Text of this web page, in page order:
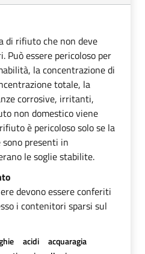
di rifiuto che non deve
Può essere pericoloso per
la concentrazione di
totale, la
corrosive, irritanti,
non domestico viene
è pericoloso solo se la
sono presenti in
le soglie stabilite.
devono essere conferiti
i contenitori sparsi sul
acidi
acquaragia